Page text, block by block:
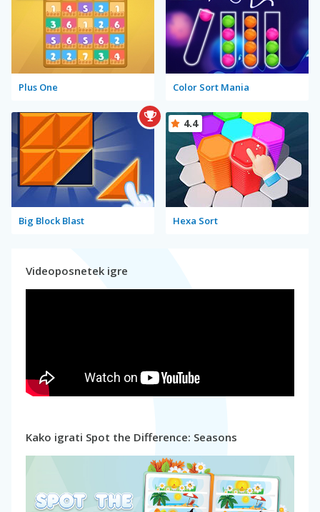
Plus One Color Sort Mania
Big Block Blast Hexa Sort
4.4
Videoposnetek igre
Kako igrati Spot the Difference: Seasons